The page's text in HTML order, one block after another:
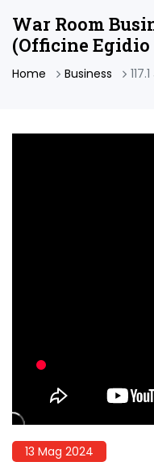
War Room
(Officine Egidio
Home Business
13 Mag 2024